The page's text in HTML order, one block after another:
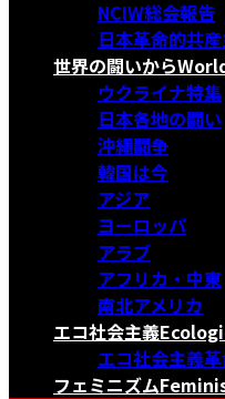
NCIW総会報告
日本革命的共
世界の闘いから
ウクライナ特集
日本各地の闘い
沖縄闘争
韓国は今
アジア
ヨーロッパ
アラブ
アフリカ・中東
南北アメリカ
エコ社会主義
エコ社会主義
フェミニズム